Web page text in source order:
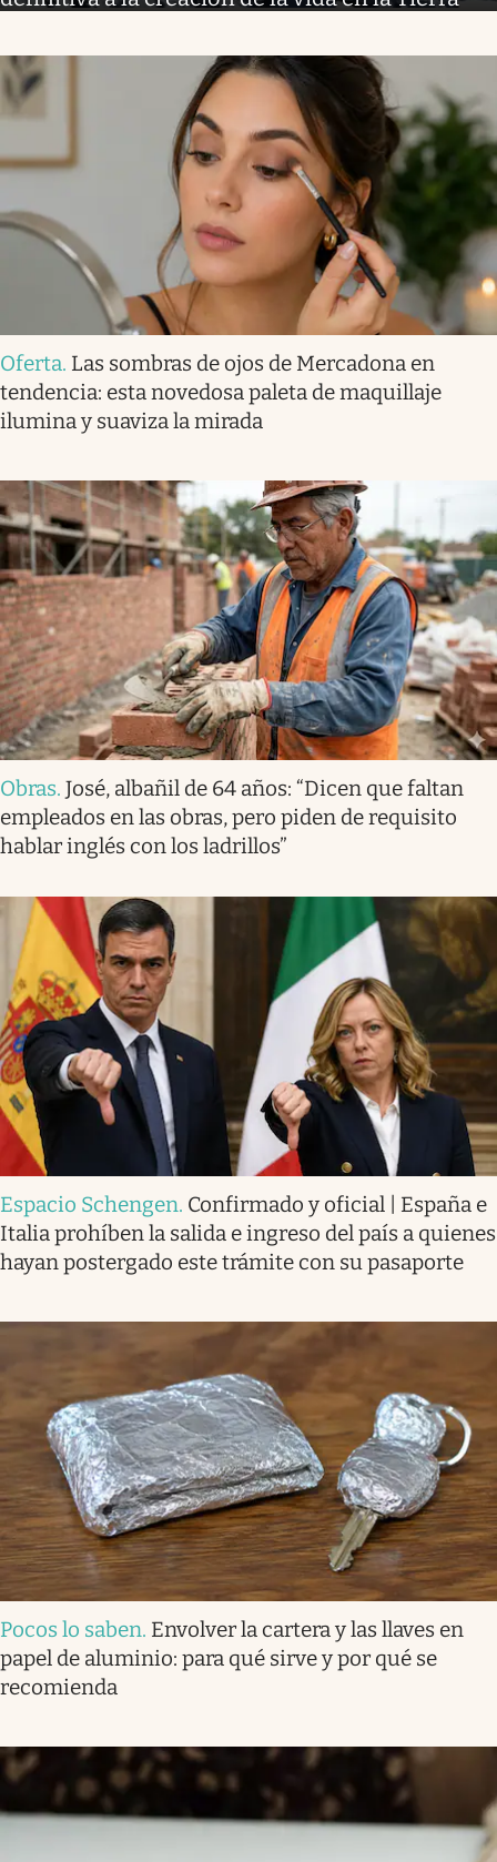
Oferta. Las sombras de ojos de Mercadona en
tendencia: esta novedosa paleta de maquillaje
ilumina y suaviza la mirada
Obras. José, albañil de 64 años: “Dicen que faltan
empleados en las obras, pero piden de requisito
hablar inglés con los ladrillos”
Espacio Schengen. Confirmado y oficial | España e
Italia prohíben la salida e ingreso del país a quienes
hayan postergado este trámite con su pasaporte
Pocos lo saben. Envolver la cartera y las llaves en
papel de aluminio: para qué sirve y por qué se
recomienda